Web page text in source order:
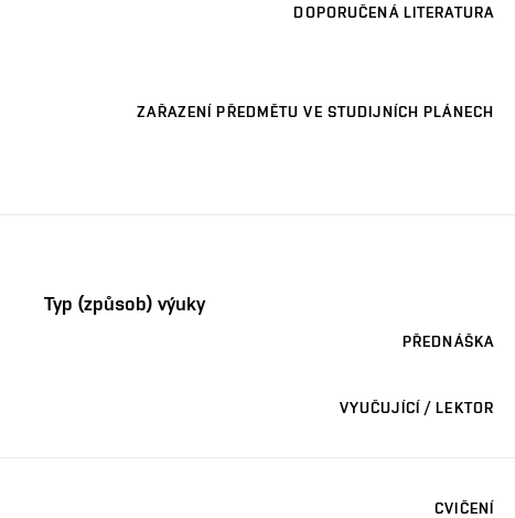
DOPORUČENÁ LITERATURA
ZAŘAZENÍ PŘEDMĚTU VE STUDIJNÍCH PLÁNECH
Typ (způsob) výuky
PŘEDNÁŠKA
VYUČUJÍCÍ / LEKTOR
CVIČENÍ